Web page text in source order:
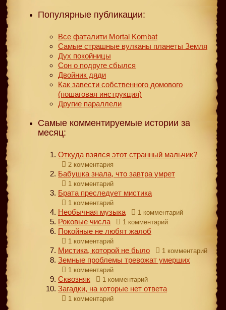
Популярные публикации:
Все фаталити Mortal Kombat
Самые страшные вулканы планеты Земля
Дух покойницы
Сон о подруге сбылся
Двойник дяди
Как завести собственного домового
(пошаговая инструкция)
Другие параллели
Самые комментируемые истории за
месяц:
Откуда взялся этот странный мальчик?
2 комментария
Бабушка знала, что завтра умрет
1 комментарий
Брата преследует мистика
1 комментарий
Необычная музыка 1 комментарий
Роковые числа 1 комментарий
Покойные не любят жалоб
1 комментарий
Мистика, которой не было 1 комментарий
Земные проблемы тревожат умерших
1 комментарий
Сквозняк 1 комментарий
Загадки, на которые нет ответа
1 комментарий